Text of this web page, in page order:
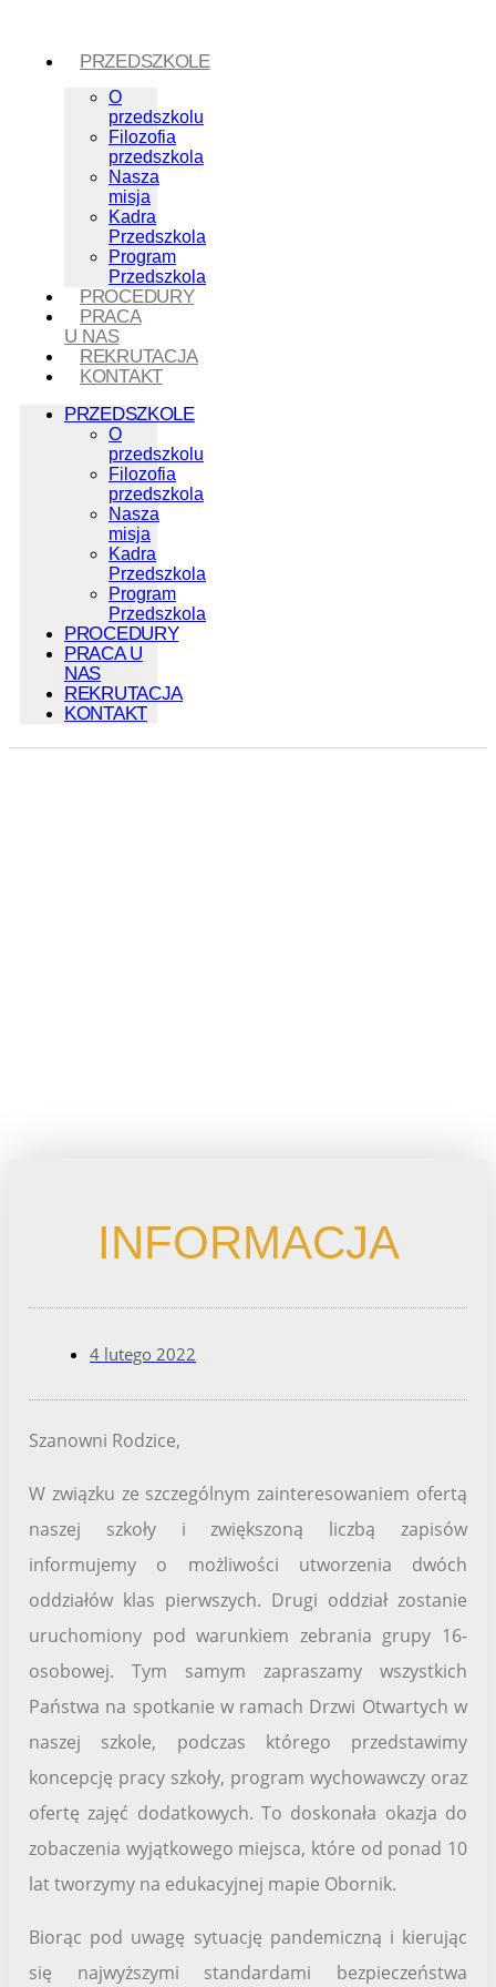
PRZEDSZKOLE
O
przedszkolu
Filozofia
przedszkola
Nasza
misja
Kadra
Przedszkola
Program
Przedszkola
PROCEDURY
PRACA
U NAS
REKRUTACJA
KONTAKT
PRZEDSZKOLE
O
przedszkolu
Filozofia
przedszkola
Nasza
misja
Kadra
Przedszkola
Program
Przedszkola
PROCEDURY
PRACA U
NAS
REKRUTACJA
KONTAKT
INFORMACJA
4 lutego 2022
Szanowni Rodzice,
W związku ze szczególnym zainteresowaniem ofertą
naszej szkoły i zwiększoną liczbą zapisów
informujemy o możliwości utworzenia dwóch
oddziałów klas pierwszych. Drugi oddział zostanie
uruchomiony pod warunkiem zebrania grupy 16-
osobowej. Tym samym zapraszamy wszystkich
Państwa na spotkanie w ramach Drzwi Otwartych w
naszej szkole, podczas którego przedstawimy
koncepcję pracy szkoły, program wychowawczy oraz
ofertę zajęć dodatkowych. To doskonała okazja do
zobaczenia wyjątkowego miejsca, które od ponad 10
lat tworzymy na edukacyjnej mapie Obornik.
Biorąc pod uwagę sytuację pandemiczną i kierując
się najwyższymi standardami bezpieczeństwa